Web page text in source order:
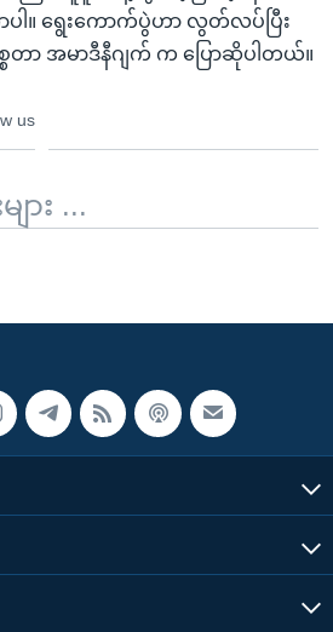
။ ရွေးကောက်ပွဲဟာ လွတ်လပ်ပြီး
တာ အမာဒီနီဂျက် က ပြောဆိုပါတယ်။
us
း ...